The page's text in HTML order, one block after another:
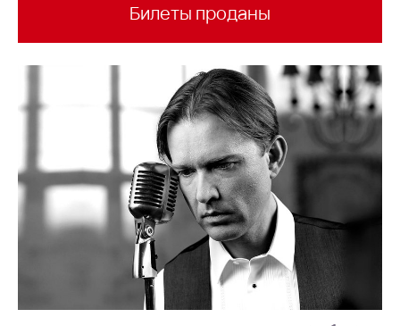
Билеты проданы